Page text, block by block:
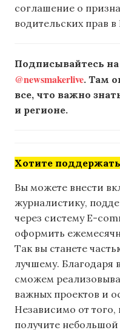
соглашение о
водительских прав
Подписывайтесь
@newsmakerlive. Там
все, что важно
и регионе.
Хотите
Вы можете внести
журналистику,
через систему E-
оформить
Так вы станете
лучшему.
сможем
важных проектов и
Независимо от
получите